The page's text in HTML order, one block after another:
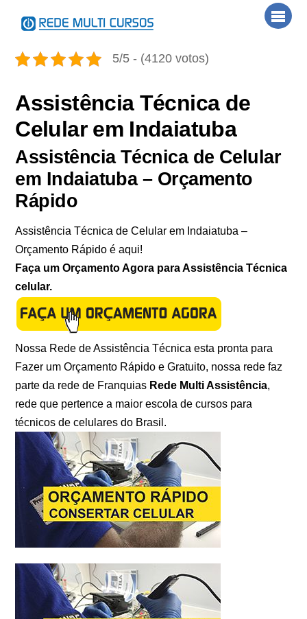
5/5 - (4120 votos)
Assistência Técnica de
Celular em Indaiatuba
Assistência Técnica de Celular
em Indaiatuba – Orçamento
Rápido
Assistência Técnica de Celular em Indaiatuba –
Orçamento Rápido é aqui!
Faça um Orçamento Agora para Assistência Técnica
celular.
Nossa Rede de Assistência Técnica esta pronta para
Fazer um Orçamento Rápido e Gratuito, nossa rede faz
parte da rede de Franquias Rede Multi Assistência,
rede que pertence a maior escola de cursos para
técnicos de celulares do Brasil.